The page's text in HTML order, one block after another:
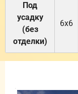
Под
усадку
(без
отделки)
6х6